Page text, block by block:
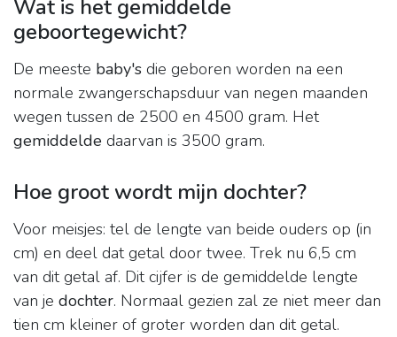
Wat is het gemiddelde
geboortegewicht?
De meeste baby's die geboren worden na een
normale zwangerschapsduur van negen maanden
wegen tussen de 2500 en 4500 gram. Het
gemiddelde daarvan is 3500 gram.
Hoe groot wordt mijn dochter?
Voor meisjes: tel de lengte van beide ouders op (in
cm) en deel dat getal door twee. Trek nu 6,5 cm
van dit getal af. Dit cijfer is de gemiddelde lengte
van je dochter. Normaal gezien zal ze niet meer dan
tien cm kleiner of groter worden dan dit getal.